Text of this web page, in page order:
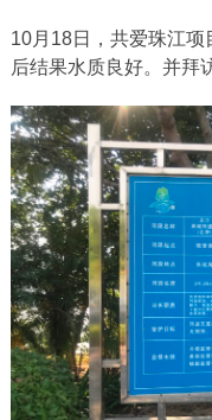
10月18日，共爱珠江项
后结果水质良好。并拜